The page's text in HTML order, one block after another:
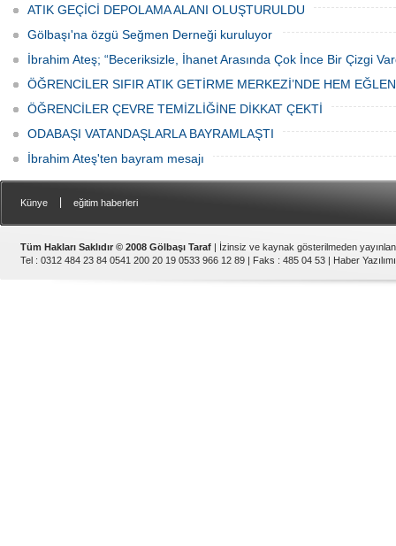
ATIK GEÇİCİ DEPOLAMA ALANI OLUŞTURULDU
Gölbaşı'na özgü Seğmen Derneği kuruluyor
İbrahim Ateş; “Beceriksizle, İhanet Arasında Çok İnce Bir Çizgi
ÖĞRENCİLER SIFIR ATIK GETİRME MERKEZİ’NDE HEM
ÖĞRENCİLER ÇEVRE TEMİZLİĞİNE DİKKAT ÇEKTİ
ODABAŞI VATANDAŞLARLA BAYRAMLAŞTI
İbrahim Ateş'ten bayram mesajı
Künye eğitim haberleri
Tüm Hakları Saklıdır © 2008 Gölbaşı Taraf | İzinsiz ve kaynak gösterilmeden
Tel : 0312 484 23 84 0541 200 20 19 0533 966 12 89 | Faks : 485 04 53 | Haber Yazılımı